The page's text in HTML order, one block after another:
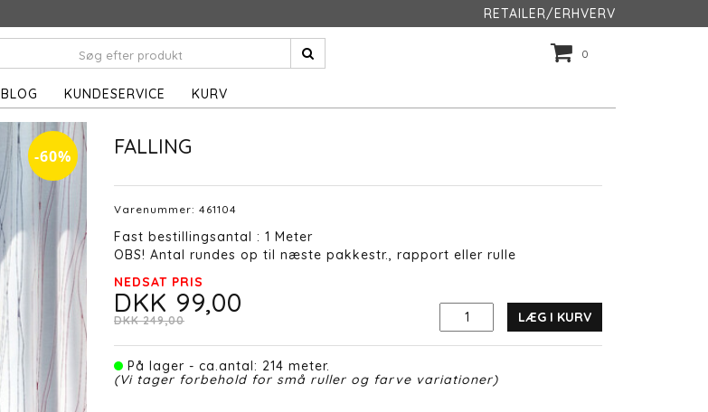
RETAILER/ERHVERV
0
BLOG KUNDESERVICE KURV
-60% FALLING
Varenummer: 461104
Fast bestillingsantal : 1 Meter
OBS! Antal rundes op til næste pakkestr., rapport eller rulle
NEDSAT PRIS
DKK 99,00
DKK 249,00 LÆG I KURV
På lager - ca.antal: 214 meter.
(Vi tager forbehold for små ruller og farve variationer)